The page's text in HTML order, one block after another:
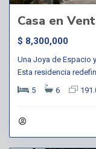
Casa en
$ 8,300,000
Una Joya de Espacio
Esta residencia
5
6